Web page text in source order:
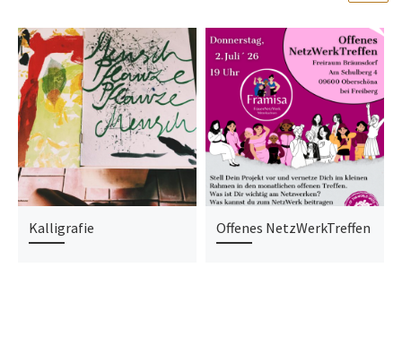
Kalligrafie Offenes NetzWerkTreffen